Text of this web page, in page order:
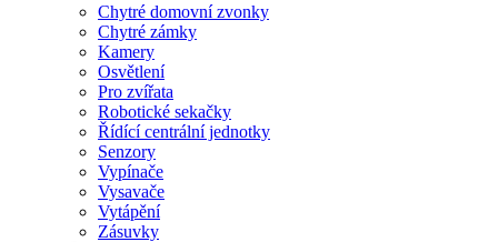
Chytré domovní zvonky
Chytré zámky
Kamery
Osvětlení
Pro zvířata
Robotické sekačky
Řídící centrální jednotky
Senzory
Vypínače
Vysavače
Vytápění
Zásuvky